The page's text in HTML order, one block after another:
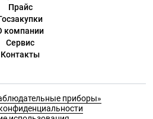
Прайс
компании
Сервис
Контакты
приборы»